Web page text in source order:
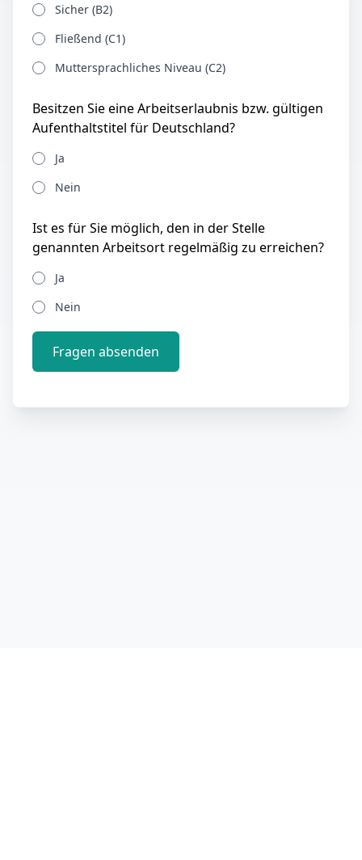
Sicher (B2)
Fließend (C1)
Muttersprachliches Niveau (C2)
Besitzen Sie eine Arbeitserlaubnis bzw. gültigen
Aufenthaltstitel für Deutschland?
Ja
Nein
Ist es für Sie möglich, den in der Stelle
genannten Arbeitsort regelmäßig zu erreichen?
Ja
Nein
Fragen absenden